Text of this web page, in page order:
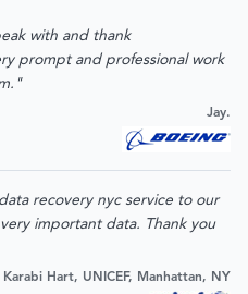
with and thank
prompt and professional work
Jay.
recovery nyc service to our
important data. Thank you
Karabi Hart, UNICEF, Manhattan, NY